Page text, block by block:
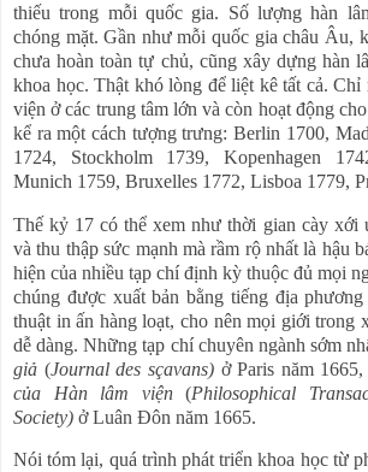
thiếu trong mỗi quốc gia. Số lượng hàn
chóng mặt. Gần như mỗi quốc gia châu Âu,
chưa hoàn toàn tự chủ, cũng xây dựng hàn
khoa học. Thật khó lòng để liệt kê tất cả. Chỉ
viện ở các trung tâm lớn và còn hoạt động
kể ra một cách tượng trưng: Berlin 1700,
1724, Stockholm 1739, Kopenhagen
Munich 1759, Bruxelles 1772, Lisboa 1779,
Thế kỷ 17 có thể xem như thời gian cày xới
và thu thập sức mạnh mà rầm rộ nhất là hậu
hiện của nhiều tạp chí định kỳ thuộc đủ mọi
chúng được xuất bản bằng tiếng địa
thuật in ấn hàng loạt, cho nên mọi giới trong
dễ dàng. Những tạp chí chuyên ngành sớm
giả (Journal des sçavans)ở Paris năm 1665,
của Hàn lâm viện(Philosophical
Society) ở Luân Đôn năm 1665.
Nói tóm lại, quá trình phát triển khoa học từ